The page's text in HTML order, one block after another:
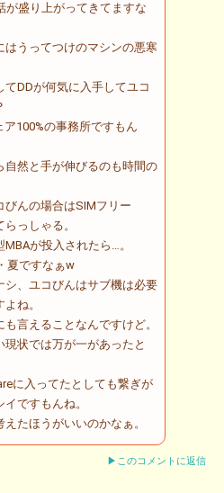
が盛り上がってきてますな
はうってつけのマシンの悪寒
てDDが何気に入手してユコ
100%の事務所ですもん
自然と手が伸びるのも時間の
びんの場合はSIMフリー
っしゃる。
が投入されたら…。
夏ですなぁw
シ、ユコびんはサブ機は必要
ね。
も言えることなんですけど。
現状では万が一があったと
に入ってたとしても繋ぎが
ですもんね。
たほうがいいのかなぁ。
▶このコメントに返信